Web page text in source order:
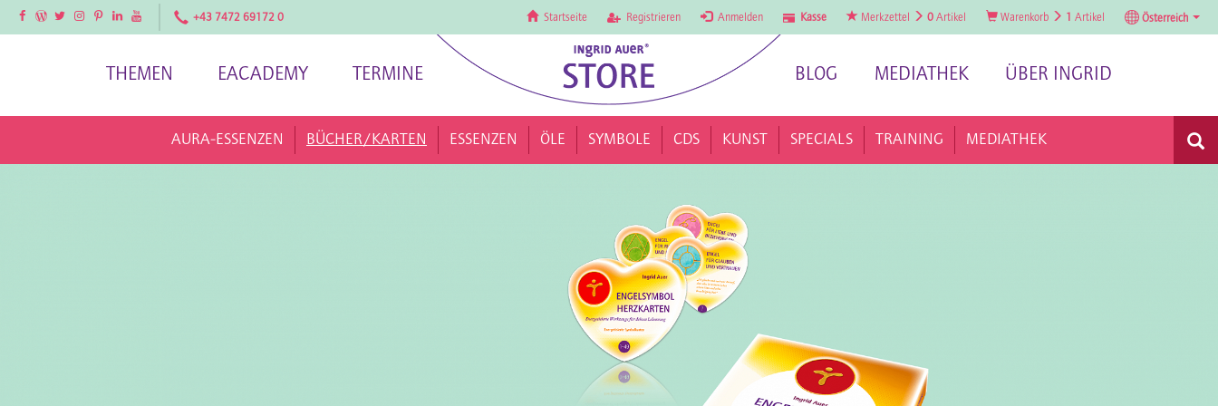
FacebookFacebookTwitterInstagramPinterestLinkedInYouTube +43 7472 69172 0 Startseite Registrieren Anmelden Kasse Merkzettel 0 Artikel Warenkorb 1 Artikel Österreich
THEMEN EACADEMY TERMINE BLOG MEDIATHEK ÜBER INGRID
AURA-ESSENZEN BÜCHER/KARTEN ESSENZEN ÖLE SYMBOLE CDS KUNST SPECIALS TRAINING MEDIATHEK